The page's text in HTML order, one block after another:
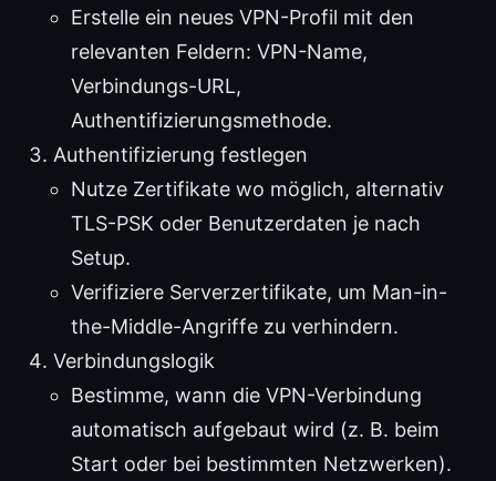
Erstelle ein neues VPN-Profil mit den
relevanten Feldern: VPN-Name,
Verbindungs-URL,
Authentifizierungsmethode.
Authentifizierung festlegen
Nutze Zertifikate wo möglich, alternativ
TLS-PSK oder Benutzerdaten je nach
Setup.
Verifiziere Serverzertifikate, um Man-in-
the-Middle-Angriffe zu verhindern.
Verbindungslogik
Bestimme, wann die VPN-Verbindung
automatisch aufgebaut wird (z. B. beim
Start oder bei bestimmten Netzwerken).